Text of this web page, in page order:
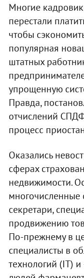
Многие
перестали
чтобы
популярная
штатных
упрощенную
Правда,
отчислений
процесс
Оказались
сферах
недвижимости.
многочисленные
секретари,
продвижению
По-прежнему в
специалисты в
технологий (IT)